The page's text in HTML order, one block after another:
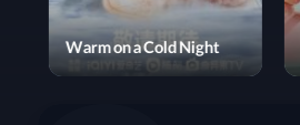
Are You Human Too